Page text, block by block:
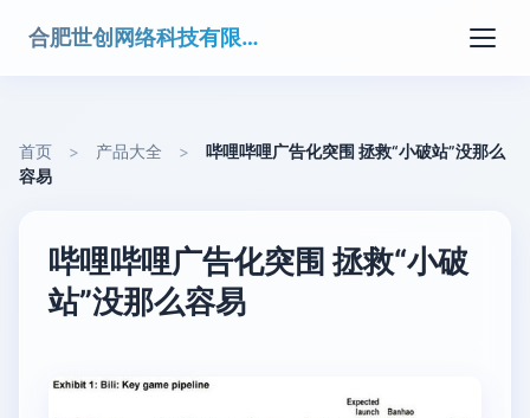
合肥世创网络科技有限公司
首页 > 产品大全 >
哔哩哔哩广告化突围 拯救“小破站”没那么
容易
哔哩哔哩广告化突围 拯救“小破
站”没那么容易